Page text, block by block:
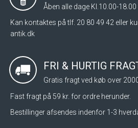
Åben alle dage Kl.10.00-18.00
Kan kontaktes på tlf. 20 80 49 42 eller
antik.dk
FRI & HURTIG
Gratis fragt ved køb over
Fast fragt på 59 kr. for ordre herunder.
Bestillinger afsendes indenfor 1-3